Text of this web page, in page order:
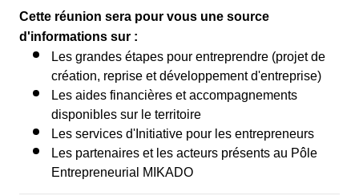
Cette réunion sera pour vous une source
d'informations sur :
Les grandes étapes pour entreprendre (projet de
création, reprise et développement d'entreprise)
Les aides financières et accompagnements
disponibles sur le territoire
Les services d'Initiative pour les entrepreneurs
Les partenaires et les acteurs présents au Pôle
Entrepreneurial MIKADO